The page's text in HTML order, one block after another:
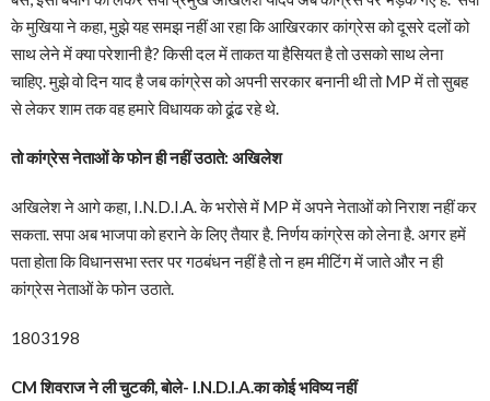
के मुखिया ने कहा, मुझे यह समझ नहीं आ रहा कि आखिरकार कांग्रेस को दूसरे दलों को
साथ लेने में क्या परेशानी है? किसी दल में ताकत या हैसियत है तो उसको साथ लेना
चाहिए. मुझे वो दिन याद है जब कांग्रेस को अपनी सरकार बनानी थी तो MP में तो सुबह
से लेकर शाम तक वह हमारे विधायक को ढूंढ रहे थे.
तो कांग्रेस नेताओं के फोन ही नहीं उठाते: अखिलेश
अखिलेश ने आगे कहा, I.N.D.I.A. के भरोसे में MP में अपने नेताओं को निराश नहीं कर
सकता. सपा अब भाजपा को हराने के लिए तैयार है. निर्णय कांग्रेस को लेना है. अगर हमें
पता होता कि विधानसभा स्तर पर गठबंधन नहीं है तो न हम मीटिंग में जाते और न ही
कांग्रेस नेताओं के फोन उठाते.
1803198
CM शिवराज ने ली चुटकी, बोले- I.N.D.I.A.का कोई भविष्य नहीं